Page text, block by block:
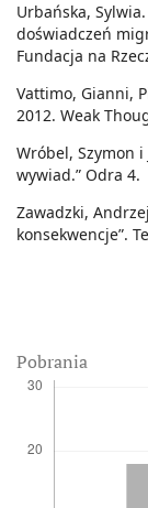
Pobrania
Urbańska,
doświadczeń
Fundacja na
Vattimo, Gianni,
2012. Weak
Wróbel, Szymon i
wywiad.” Odra 4.
Zawadzki,
konsekwencje”.